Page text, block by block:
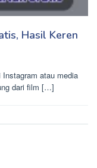
Hasil Keren
atau media
dari film […]